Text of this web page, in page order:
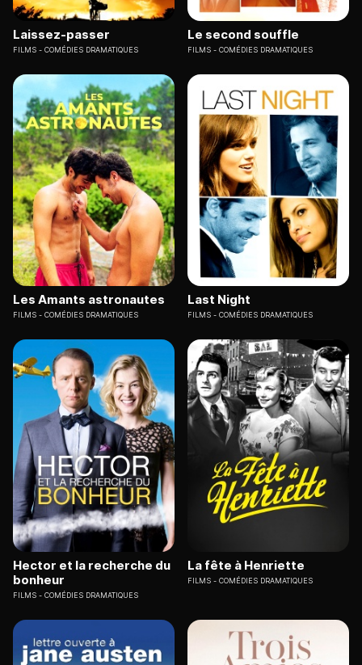
Laissez-passer
FILMS COMÉDIES DRAMATIQUES
Le second souffle
FILMS COMÉDIES DRAMATIQUES
Les Amants astronautes
FILMS COMÉDIES DRAMATIQUES
Last Night
FILMS COMÉDIES DRAMATIQUES
Hector et la recherche du
bonheur
FILMS COMÉDIES DRAMATIQUES
La fête à Henriette
FILMS COMÉDIES DRAMATIQUES